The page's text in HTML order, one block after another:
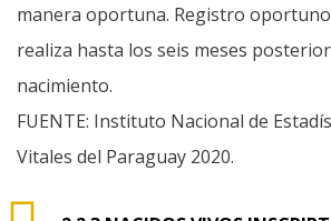
manera oportuna. Registro oportuno
realiza hasta los seis meses
nacimiento.
FUENTE: Instituto Nacional de
Vitales del Paraguay 2020.